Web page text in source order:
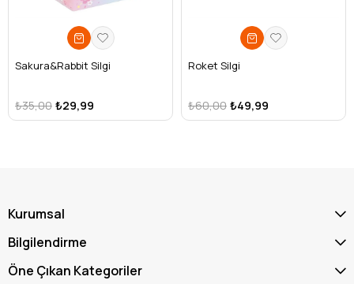
Sakura&Rabbit Silgi
₺29,99
₺35,00
Roket Silgi
₺49,99
₺60,00
Kurumsal
Bilgilendirme
Öne Çıkan Kategoriler